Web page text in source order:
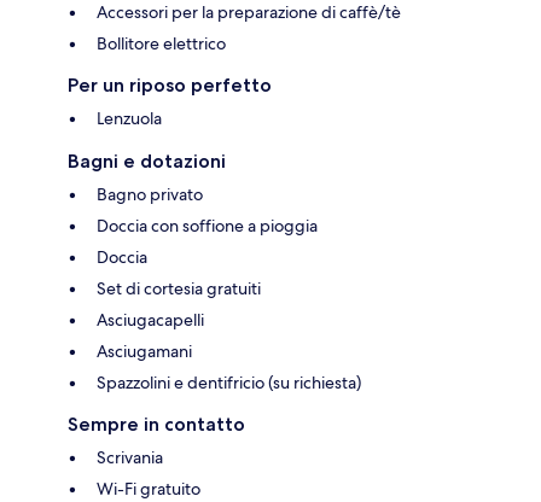
Accessori per la preparazione di caffè/tè
Bollitore elettrico
Per un riposo perfetto
Lenzuola
Bagni e dotazioni
Bagno privato
Doccia con soffione a pioggia
Doccia
Set di cortesia gratuiti
Asciugacapelli
Asciugamani
Spazzolini e dentifricio (su richiesta)
Sempre in contatto
Scrivania
Wi-Fi gratuito